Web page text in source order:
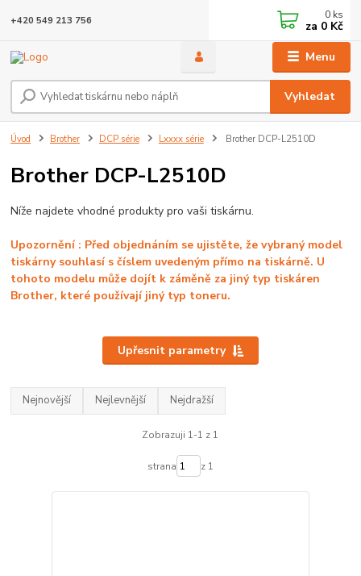
Menu
Vyhledat
+420 549 213 756 0 ks
za 0 Kč
Úvod Brother DCP série Lxxxx série Brother DCP-L2510D
Brother DCP-L2510D
Níže najdete vhodné produkty pro vaši tiskárnu.
Upozornění : Před objednáním se ujistěte, že vybraný model
tiskárny souhlasí s číslem uvedeným přímo na tiskárně. U
tohoto modelu může dojít k záměně za jiný typ tiskáren
Brother, které používají jiný typ toneru.
Upřesnit parametry
Nejnovější Nejlevnější Nejdražší
Zobrazuji 1-1 z 1
strana z 1